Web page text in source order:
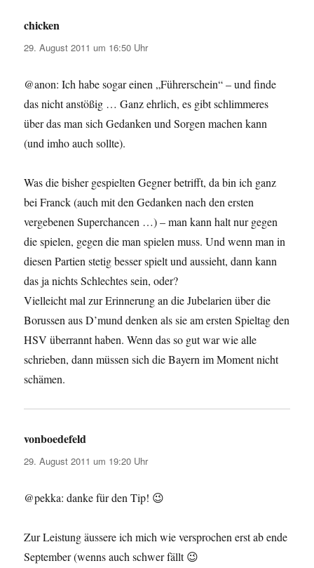
chicken
29. August 2011 um 16:50 Uhr
@anon: Ich habe sogar einen „Führerschein“ – und finde
das nicht anstößig … Ganz ehrlich, es gibt schlimmeres
über das man sich Gedanken und Sorgen machen kann
(und imho auch sollte).
Was die bisher gespielten Gegner betrifft, da bin ich ganz
bei Franck (auch mit den Gedanken nach den ersten
vergebenen Superchancen …) – man kann halt nur gegen
die spielen, gegen die man spielen muss. Und wenn man in
diesen Partien stetig besser spielt und aussieht, dann kann
das ja nichts Schlechtes sein, oder?
Vielleicht mal zur Erinnerung an die Jubelarien über die
Borussen aus D’mund denken als sie am ersten Spieltag den
HSV überrannt haben. Wenn das so gut war wie alle
schrieben, dann müssen sich die Bayern im Moment nicht
schämen.
vonboedefeld
29. August 2011 um 19:20 Uhr
@pekka: danke für den Tip! 😉
Zur Leistung äussere ich mich wie versprochen erst ab ende
September (wenns auch schwer fällt 😉